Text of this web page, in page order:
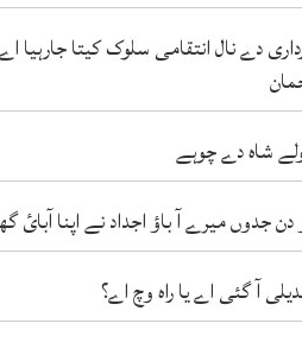
دے نال انتقامی سلوک کیتا جارہیا
شاہ دے چوہے
دن جدوں میرے آ باؤ اجداد نے اپنا آبائ
آ گئی اے یا راہ وچ اے؟